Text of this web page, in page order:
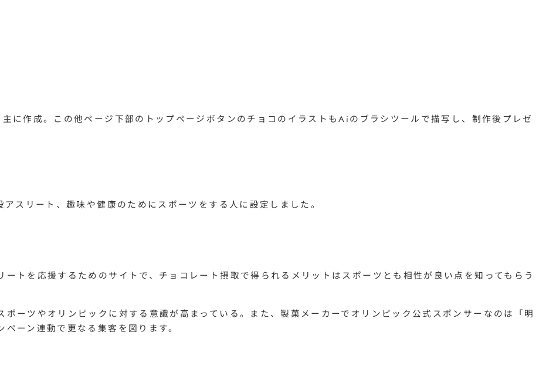
に作成。この他ページ下部のトップページボタンのチョコのイラストもAiのブラシツールで描写し、制作後プレゼ
スリート、趣味や健康のためにスポーツをする人に設定しました。
トを応援するためのサイトで、チョコレート摂取で得られるメリットはスポーツとも相性が良い点を知ってもらう
ーツやオリンピックに対する意識が高まっている。また、製菓メーカーでオリンピック公式スポンサーなのは「明
ーン連動で更なる集客を図ります。